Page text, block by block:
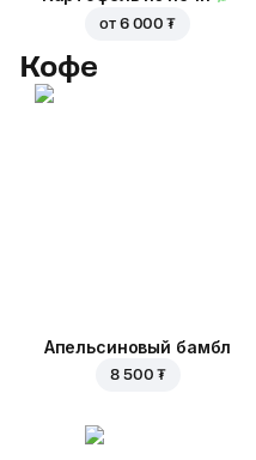
от 6 000 ₮
Кофе
Апельсиновый бамбл
8 500 ₮